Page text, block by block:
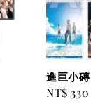
進巨小磚
Regular
NT$ 330